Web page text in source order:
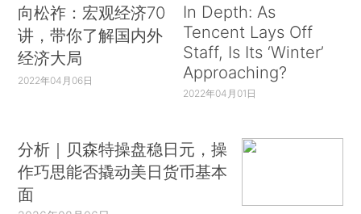
向松祚：宏观经济70
讲，带你了解国内外
经济大局
2022年04月06日
In Depth: As
Tencent Lays Off
Staff, Is Its ‘Winter’
Approaching?
2022年04月01日
分析｜贝森特操盘稳日元，操
作巧思能否撬动美日货币基本
面